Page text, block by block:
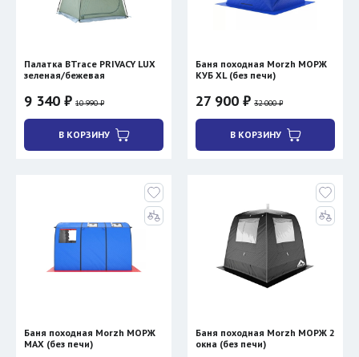
Палатка BTrace PRIVACY LUX
зеленая/бежевая
9 340 ₽ 10 990 ₽
В КОРЗИНУ
Баня походная Morzh МОРЖ
КУБ XL (без печи)
27 900 ₽ 32 000 ₽
В КОРЗИНУ
Баня походная Morzh МОРЖ
MAX (без печи)
Баня походная Morzh МОРЖ 2
окна (без печи)